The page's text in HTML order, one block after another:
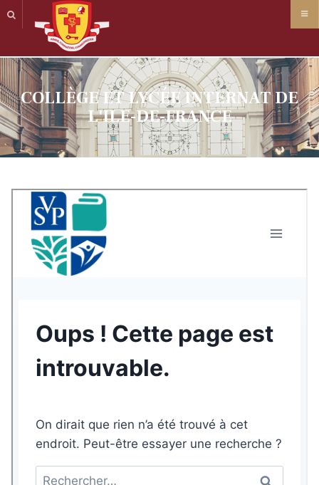
COLLÈGE ET LYCÉE INTERNAT DE
L'ILE-DE-FRANCE
Panneau de gestion des cookies